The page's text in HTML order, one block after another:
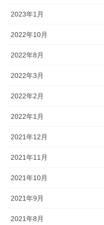
2023年1月
2022年10月
2022年8月
2022年3月
2022年2月
2022年1月
2021年12月
2021年11月
2021年10月
2021年9月
2021年8月